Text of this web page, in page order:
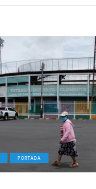
PORTADA